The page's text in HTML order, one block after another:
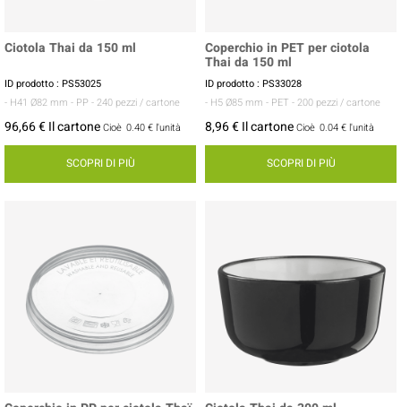
Ciotola Thai da 150 ml
ID prodotto : PS53025
- H41 Ø82 mm - PP - 240 pezzi / cartone
96,66 € Il cartoneCioè 0.40 € l'unità
SCOPRI DI PIÙ
Coperchio in PET per ciotola
Thai da 150 ml
ID prodotto : PS33028
- H5 Ø85 mm - PET - 200 pezzi / cartone
8,96 € Il cartoneCioè 0.04 € l'unità
SCOPRI DI PIÙ